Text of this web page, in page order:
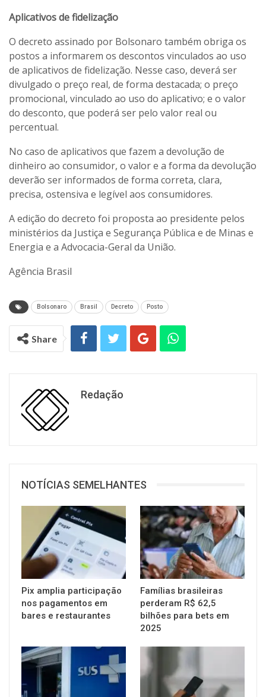
Aplicativos de fidelização
O decreto assinado por Bolsonaro também obriga os
postos a informarem os descontos vinculados ao uso
de aplicativos de fidelização. Nesse caso, deverá ser
divulgado o preço real, de forma destacada; o preço
promocional, vinculado ao uso do aplicativo; e o valor
do desconto, que poderá ser pelo valor real ou
percentual.
No caso de aplicativos que fazem a devolução de
dinheiro ao consumidor, o valor e a forma da devolução
deverão ser informados de forma correta, clara,
precisa, ostensiva e legível aos consumidores.
A edição do decreto foi proposta ao presidente pelos
ministérios da Justiça e Segurança Pública e de Minas e
Energia e a Advocacia-Geral da União.
Agência Brasil
Bolsonaro Brasil Decreto Posto
Share
Redação
NOTÍCIAS SEMELHANTES
Pix amplia participação
nos pagamentos em
bares e restaurantes
Famílias brasileiras
perderam R$ 62,5
bilhões para bets em
2025